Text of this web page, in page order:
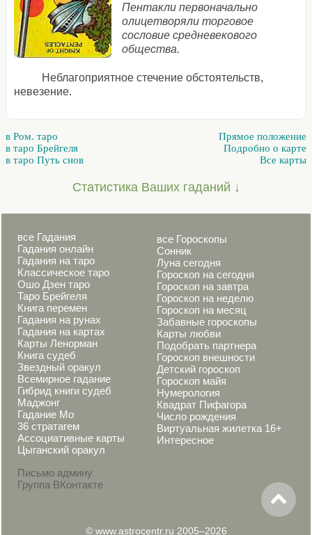
Пентакли первоначально
олицетворяли торговое
сословие средневекового
общества.
Неблагоприятное стечение обстоятельств,
невезение.
в Ром. таро
в таро Брейгеля
в таро Путь снов
Прямое положение
Подробно о карте
Все карты
Статистика Ваших гаданий ↓
все Гадания
Гадания онлайн
Гадания на таро
Классическое таро
Ошо Дзен таро
Таро Брейгеля
Книга перемен
Гадания на рунах
Гадания на картах
Карты Ленорман
Книга судеб
Звездный оракул
Всемирное гадание
Гибрид книги судеб
Маджонг
Гадание Мо
36 стратагем
Ассоциативные карты
Цыганский оракул
Письмо админу
Группа ВКонтакте
все Гороскопы
Сонник
Луна сегодня
Гороскоп на сегодня
Гороскоп на завтра
Гороскоп на неделю
Гороскоп на месяц
Забавные гороскопы
Карты любви
Подобрать партнера
Гороскоп внешности
Детский гороскоп
Гороскоп майя
Нумерология
Квадрат Пифагора
Число рождения
Виртуальная жилетка 16+
Интересное
© www.astrocentr.ru 2005–2026